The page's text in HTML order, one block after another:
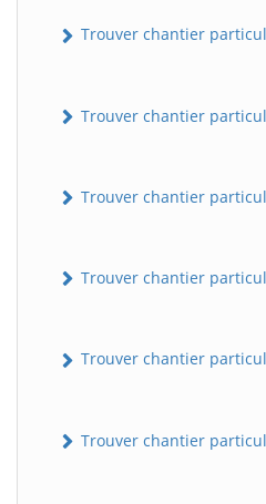
Trouver chantier
Trouver chantier
Trouver chantier
Trouver chantier
Trouver chantier
Trouver chantier
B BatiWebPro